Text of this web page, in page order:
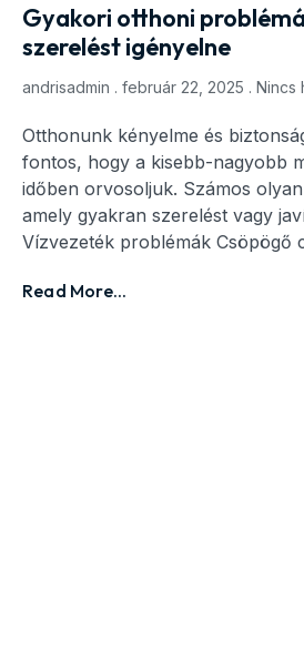
Gyakori otthoni
szerelést igényelne
andrisadmin február 22, 2025 Nincs
Otthonunk kényelme és
fontos, hogy a kisebb-nagyobb
időben orvosoljuk. Számos
amely gyakran szerelést vagy
Vízvezeték problémák Csöpögő
Read More...